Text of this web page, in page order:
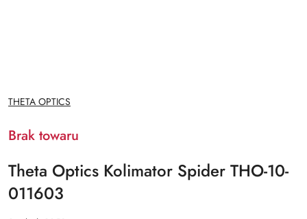
NAZWA
PRODUCENTA:
THETA OPTICS
Brak towaru
Theta Optics Kolimator Spider THO-10-
011603